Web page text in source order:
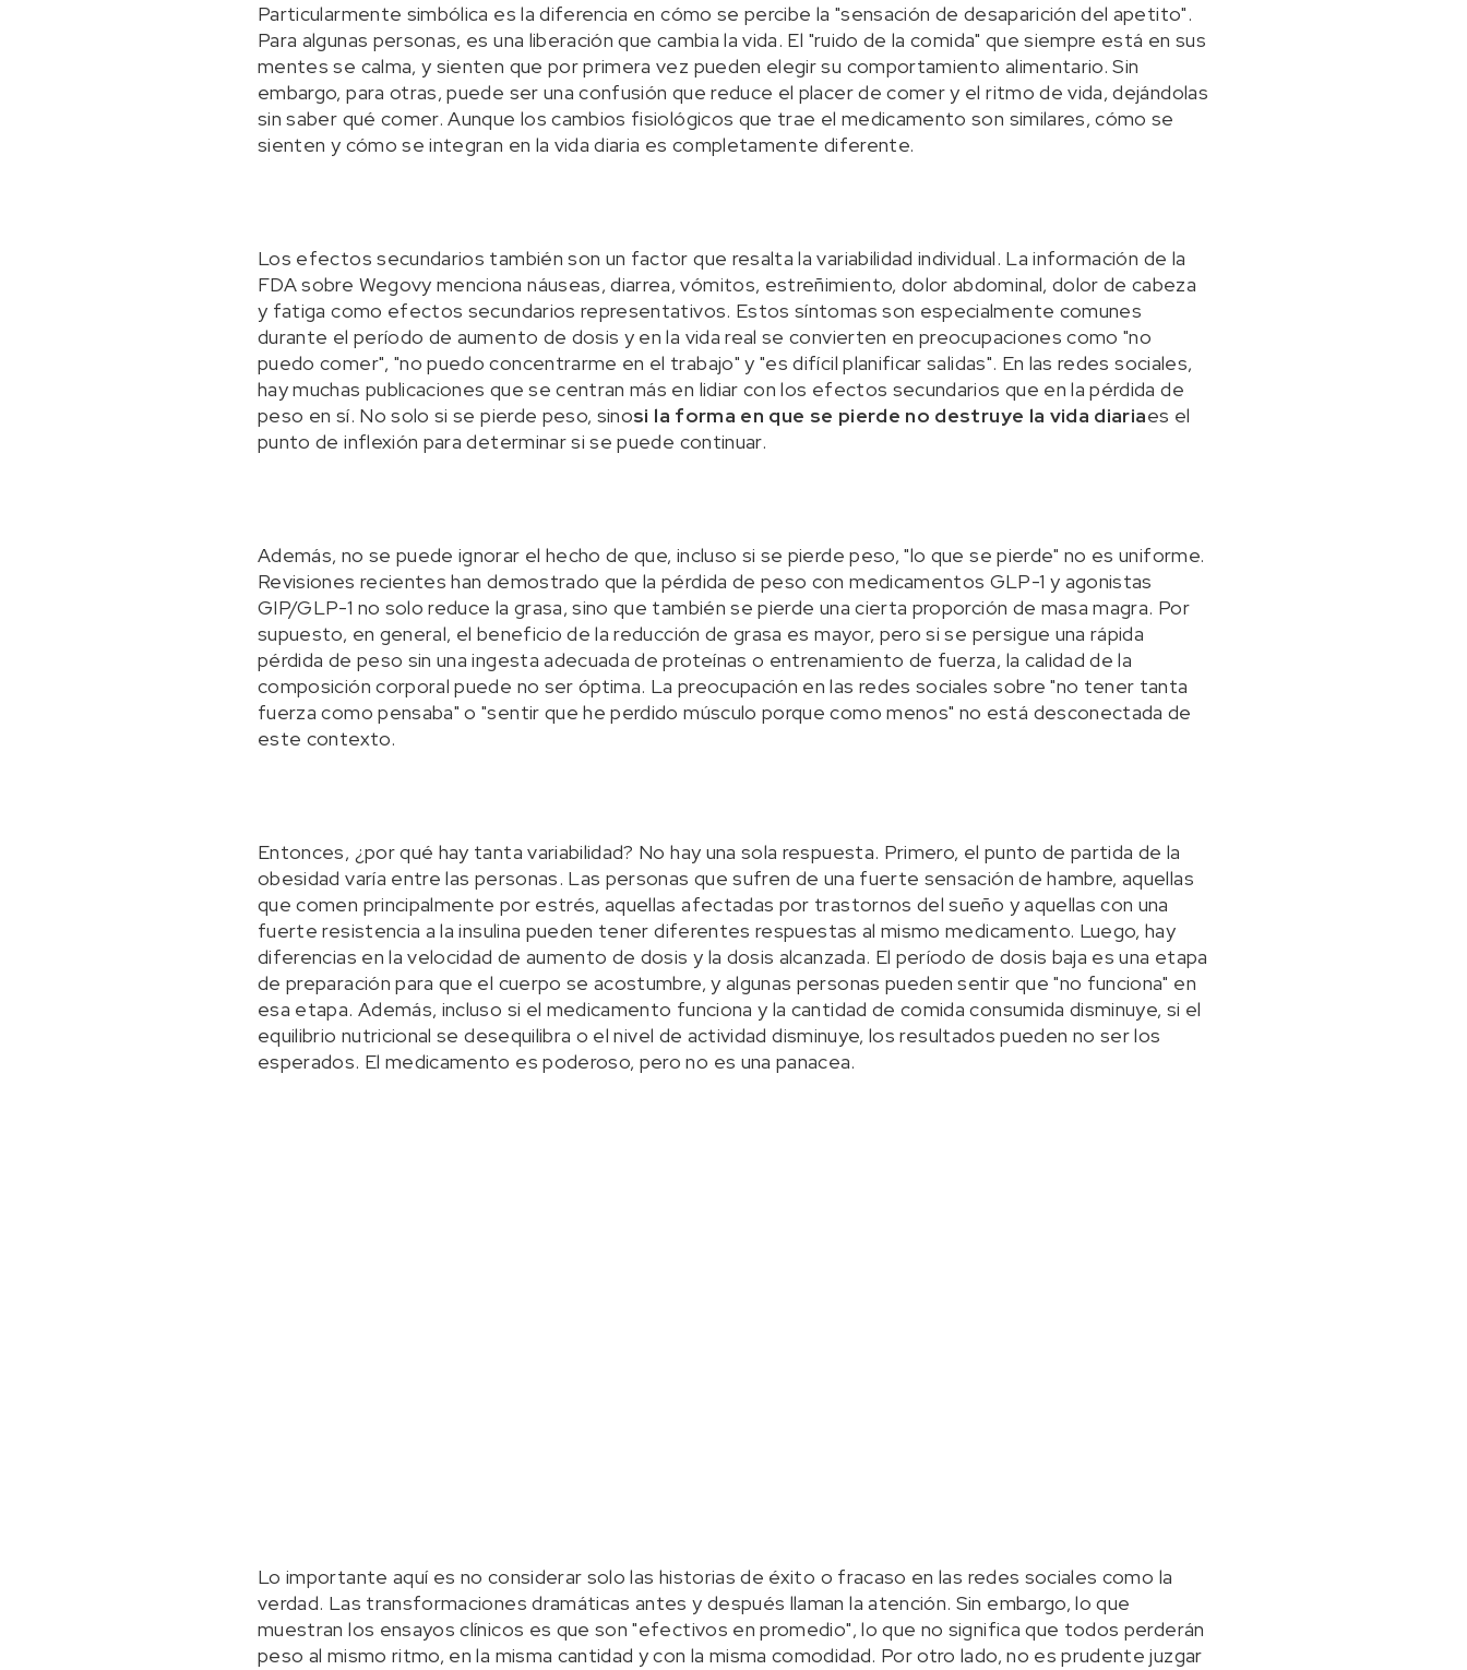
Particularmente simbólica es la diferencia en cómo se percibe la "sensación de desaparición del apetito".
Para algunas personas, es una liberación que cambia la vida. El "ruido de la comida" que siempre está en sus
mentes se calma, y sienten que por primera vez pueden elegir su comportamiento alimentario. Sin
embargo, para otras, puede ser una confusión que reduce el placer de comer y el ritmo de vida, dejándolas
sin saber qué comer. Aunque los cambios fisiológicos que trae el medicamento son similares, cómo se
sienten y cómo se integran en la vida diaria es completamente diferente.
Los efectos secundarios también son un factor que resalta la variabilidad individual. La información de la
FDA sobre Wegovy menciona náuseas, diarrea, vómitos, estreñimiento, dolor abdominal, dolor de cabeza
y fatiga como efectos secundarios representativos. Estos síntomas son especialmente comunes
durante el período de aumento de dosis y en la vida real se convierten en preocupaciones como "no
puedo comer", "no puedo concentrarme en el trabajo" y "es difícil planificar salidas". En las redes sociales,
hay muchas publicaciones que se centran más en lidiar con los efectos secundarios que en la pérdida de
peso en sí. No solo si se pierde peso, sinosi la forma en que se pierde no destruye la vida diariaes el
punto de inflexión para determinar si se puede continuar.
Además, no se puede ignorar el hecho de que, incluso si se pierde peso, "lo que se pierde" no es uniforme.
Revisiones recientes han demostrado que la pérdida de peso con medicamentos GLP-1 y agonistas
GIP/GLP-1 no solo reduce la grasa, sino que también se pierde una cierta proporción de masa magra. Por
supuesto, en general, el beneficio de la reducción de grasa es mayor, pero si se persigue una rápida
pérdida de peso sin una ingesta adecuada de proteínas o entrenamiento de fuerza, la calidad de la
composición corporal puede no ser óptima. La preocupación en las redes sociales sobre "no tener tanta
fuerza como pensaba" o "sentir que he perdido músculo porque como menos" no está desconectada de
este contexto.
Entonces, ¿por qué hay tanta variabilidad? No hay una sola respuesta. Primero, el punto de partida de la
obesidad varía entre las personas. Las personas que sufren de una fuerte sensación de hambre, aquellas
que comen principalmente por estrés, aquellas afectadas por trastornos del sueño y aquellas con una
fuerte resistencia a la insulina pueden tener diferentes respuestas al mismo medicamento. Luego, hay
diferencias en la velocidad de aumento de dosis y la dosis alcanzada. El período de dosis baja es una etapa
de preparación para que el cuerpo se acostumbre, y algunas personas pueden sentir que "no funciona" en
esa etapa. Además, incluso si el medicamento funciona y la cantidad de comida consumida disminuye, si el
equilibrio nutricional se desequilibra o el nivel de actividad disminuye, los resultados pueden no ser los
esperados. El medicamento es poderoso, pero no es una panacea.
Lo importante aquí es no considerar solo las historias de éxito o fracaso en las redes sociales como la
verdad. Las transformaciones dramáticas antes y después llaman la atención. Sin embargo, lo que
muestran los ensayos clínicos es que son "efectivos en promedio", lo que no significa que todos perderán
peso al mismo ritmo, en la misma cantidad y con la misma comodidad. Por otro lado, no es prudente juzgar